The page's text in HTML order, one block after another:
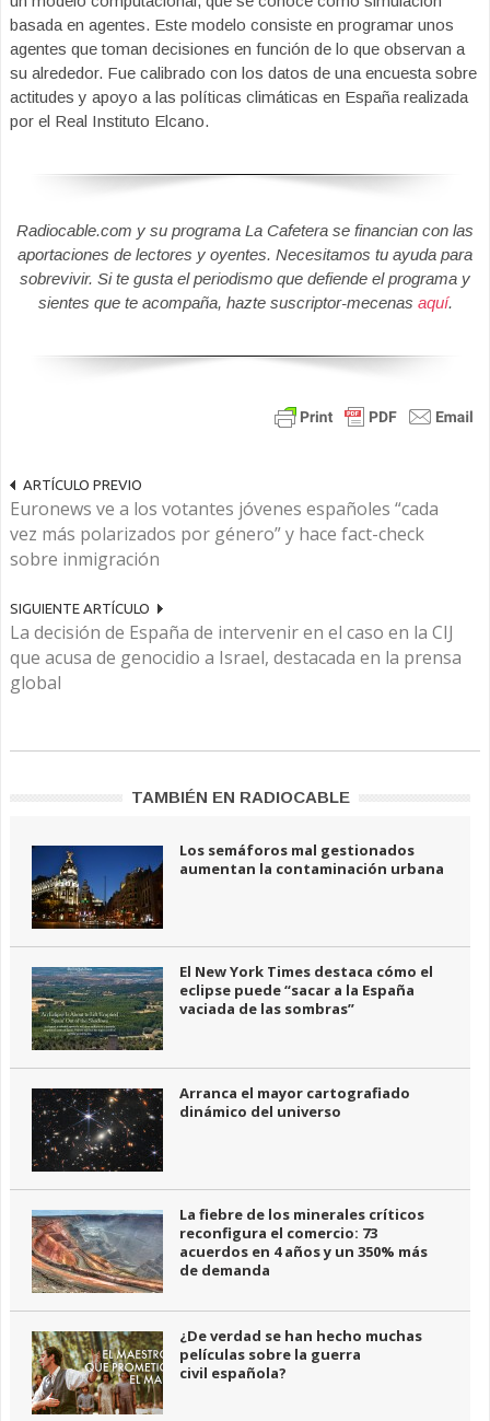
basada en agentes. Este modelo consiste en programar unos
agentes que toman decisiones en función de lo que observan a
su alrededor. Fue calibrado con los datos de una encuesta sobre
actitudes y apoyo a las políticas climáticas en España realizada
por el Real Instituto Elcano.
Radiocable.com y su programa La Cafetera se financian con las
aportaciones de lectores y oyentes. Necesitamos tu ayuda para
sobrevivir. Si te gusta el periodismo que defiende el programa y
sientes que te acompaña, hazte suscriptor-mecenas aquí.
ARTÍCULO PREVIO
Euronews ve a los votantes jóvenes españoles “cada
vez más polarizados por género” y hace fact-check
sobre inmigración
SIGUIENTE ARTÍCULO
La decisión de España de intervenir en el caso en la CIJ
que acusa de genocidio a Israel, destacada en la prensa
global
TAMBIÉN EN RADIOCABLE
Los semáforos mal gestionados
aumentan la contaminación urbana
El New York Times destaca cómo el
eclipse puede “sacar a la España
vaciada de las sombras”
Arranca el mayor cartografiado
dinámico del universo
La fiebre de los minerales críticos
reconfigura el comercio: 73
acuerdos en 4 años y un 350% más
de demanda
¿De verdad se han hecho muchas
películas sobre la guerra
civil española?